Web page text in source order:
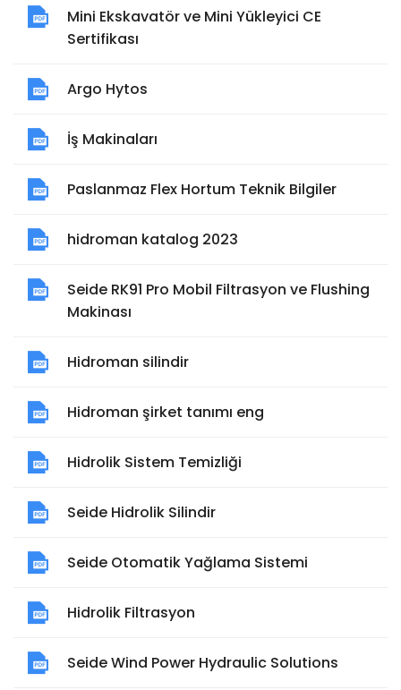
Mini Ekskavatör ve Mini Yükleyici CE
Sertifikası
Argo Hytos
İş Makinaları
Paslanmaz Flex Hortum Teknik Bilgiler
hidroman katalog 2023
Seide RK91 Pro Mobil Filtrasyon ve Flushing
Makinası
Hidroman silindir
Hidroman şirket tanımı eng
Hidrolik Sistem Temizliği
Seide Hidrolik Silindir
Seide Otomatik Yağlama Sistemi
Hidrolik Filtrasyon
Seide Wind Power Hydraulic Solutions